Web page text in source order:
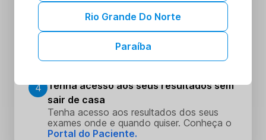
Escolha o dia e hora que melhor se
encaixe na sua rotina
Faça seus procedimentos na unidade
escolhida
4 Tenha acesso aos seus resultados sem
sair de casa
Tenha acesso aos resultados dos seus
exames onde e quando quiser. Conheça o
Portal do Paciente.
Rio Grande Do Norte
Paraíba